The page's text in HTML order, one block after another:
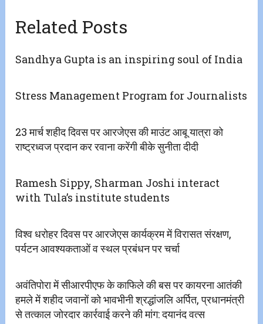
Related Posts
Sandhya Gupta is an inspiring soul of India
Stress Management Program for Journalists
23 मार्च शहीद दिवस पर आरजेएस की माउंट आबू यात्रा को
राष्ट्रध्वज प्रदान कर रवाना करेंगी बीके सुनीता दीदी
Ramesh Sippy, Sharman Joshi interact
with Tula’s institute students
विश्व धरोहर दिवस पर आरजेएस कार्यक्रम में विरासत संरक्षण,
पर्यटन आवश्यकताओं व स्थल प्रबंधन पर चर्चा
अवंतिपोरा में सीआरपीएफ के काफिले की बस पर कायरना आतंकी
हमले में शहीद जवानों को भावभीनी श्रद्धांजलि अर्पित, प्रधानमंत्री
से तत्काल जोरदार कार्रवाई करने की मांग: दयानंद वत्स